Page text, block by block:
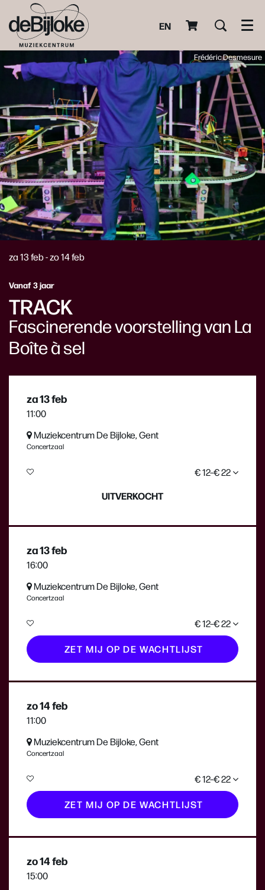
EN
Frédéric Desmesure
TRACK
Fascinerende voorstelling van La
Boîte à sel
Vanaf 3 jaar
za 13 feb-zo 14 feb
za 13 feb
11:00
Muziekcentrum De Bijloke, Gent
Concertzaal
€ 12–€ 22
UITVERKOCHT
za 13 feb
16:00
Muziekcentrum De Bijloke, Gent
Concertzaal
€ 12–€ 22
ZET MIJ OP DE WACHTLIJST
zo 14 feb
11:00
Muziekcentrum De Bijloke, Gent
Concertzaal
€ 12–€ 22
ZET MIJ OP DE WACHTLIJST
zo 14 feb
15:00